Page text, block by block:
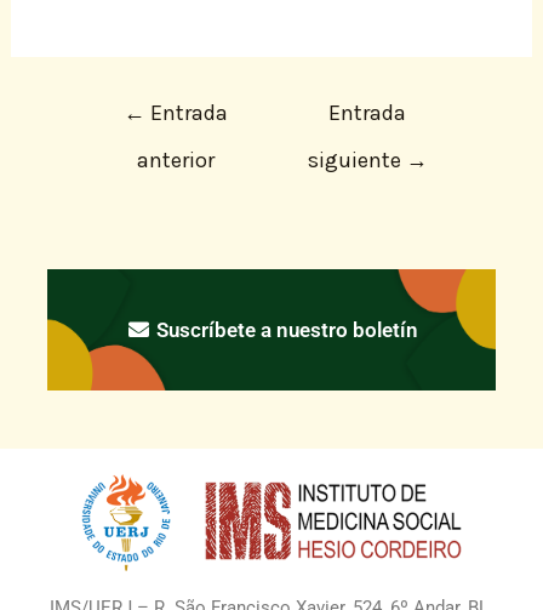
← Entrada
anterior
Entrada
siguiente →
Suscríbete a nuestro boletín